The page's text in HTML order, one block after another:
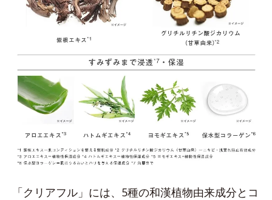
「クリアフル」には、5種の和漢植物由来成分とコ